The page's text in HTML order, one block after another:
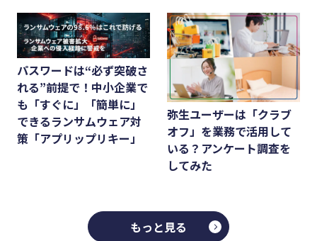
パスワードは“必ず突破さ
れる”前提で！中小企業で
も「すぐに」「簡単に」
できるランサムウェア対
策「アプリップリキー」
弥生ユーザーは「クラブ
オフ」を業務で活用して
いる？アンケート調査を
してみた
もっと見る